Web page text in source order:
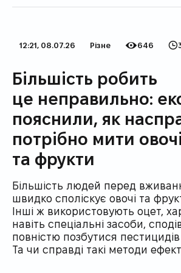
Дата публікації
12:21, 08.07.26
Категорія
Різне
Кількість переглядів
646
Час на прочитання
Більшість робить
це неправильно:
пояснили, як
потрібно мити овочі
та фрукти
Більшість людей перед
швидко споліскує овочі та
Інші ж використовують оцет,
навіть спеціальні засоби,
повністю позбутися пестицидів
Та чи справді такі методи